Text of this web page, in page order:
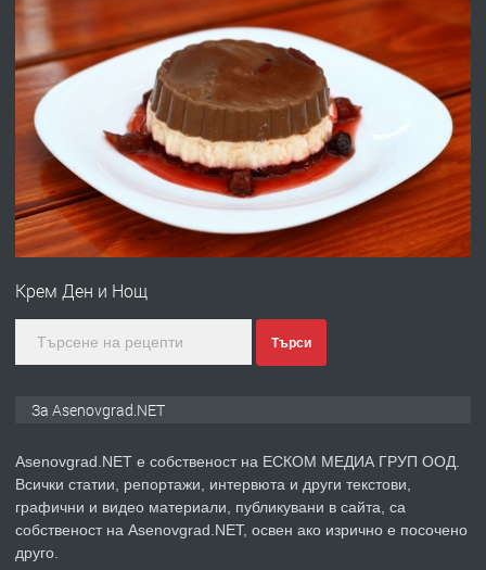
преди 10 месеца
ПРЕДЛАГА
Професионална броячна машина -
със сертификат от ЕЦБ
преди 1 година
ПРЕДЛАГА
Професионална зеленчукорезачка
преди 2 години
ПРЕДЛАГА
Давам индивидуалани уроци по
Крем Ден и Нощ
Търси
За Asenovgrad.NET
Asenovgrad.NET е собственост на ЕСКОМ МЕДИА ГРУП ООД.
Всички статии, репортажи, интервюта и други текстови,
графични и видео материали, публикувани в сайта, са
собственост на Asenovgrad.NET, освен ако изрично е посочено
друго.